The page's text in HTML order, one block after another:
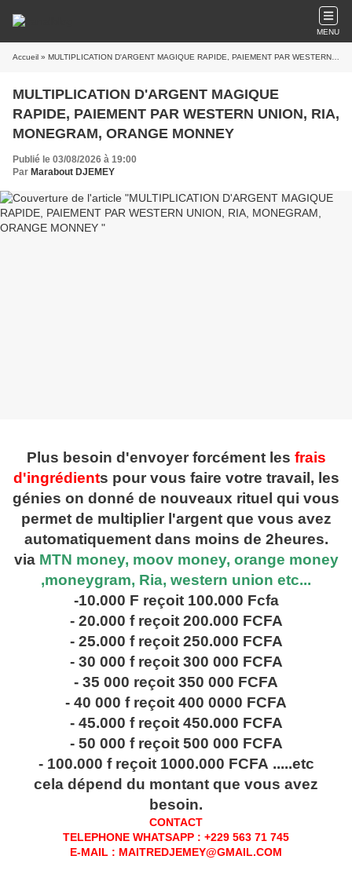
MENU
Accueil » MULTIPLICATION D'ARGENT MAGIQUE RAPIDE, PAIEMENT PAR WESTERN UNION, RIA, MONEGRAM, ORANGE MONNEY
MULTIPLICATION D'ARGENT MAGIQUE
RAPIDE, PAIEMENT PAR WESTERN UNION, RIA,
MONEGRAM, ORANGE MONNEY
Publié le 03/08/2026 à 19:00
Par Marabout DJEMEY
Plus besoin d'envoyer forcément les frais
d'ingrédients pour vous faire votre travail, les
génies on donné de nouveaux rituel qui vous
permet de multiplier l'argent que vous avez
automatiquement dans moins de 2heures.
via MTN money, moov money, orange money
,moneygram, Ria, western union etc...
-10.000 F reçoit 100.000 Fcfa
- 20.000 f reçoit 200.000 FCFA
- 25.000 f reçoit 250.000 FCFA
- 30 000 f reçoit 300 000 FCFA
- 35 000 reçoit 350 000 FCFA
- 40 000 f reçoit 400 0000 FCFA
- 45.000 f reçoit 450.000 FCFA
- 50 000 f reçoit 500 000 FCFA
- 100.000 f reçoit 1000.000 FCFA .....etc
cela dépend du montant que vous avez
besoin.
CONTACT
TELEPHONE WHATSAPP : +229 563 71 745
E-MAIL : MAITREDJEMEY@GMAIL.COM